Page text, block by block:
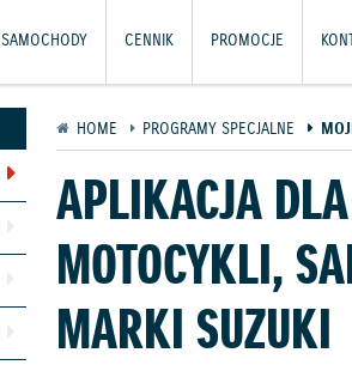
SAMOCHODY CENNIK PROMOCJE
HOME PROGRAMY SPECJALNE
APLIKACJA
MOTOCYKLI,
MARKI SUZUKI